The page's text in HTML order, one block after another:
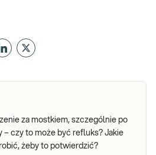
za mostkiem, szczególnie po
– czy to może być refluks? Jakie
żeby to potwierdzić?